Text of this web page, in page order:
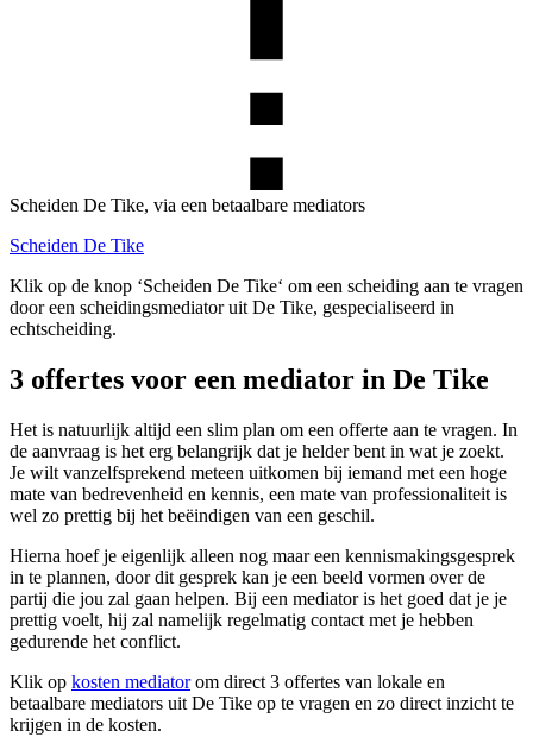
Scheiden De Tike, via een betaalbare mediators
Scheiden De Tike
Klik op de knop ‘Scheiden De Tike‘ om een scheiding aan te vragen
door een scheidingsmediator uit De Tike, gespecialiseerd in
echtscheiding.
3 offertes voor een mediator in De Tike
Het is natuurlijk altijd een slim plan om een offerte aan te vragen. In
de aanvraag is het erg belangrijk dat je helder bent in wat je zoekt.
Je wilt vanzelfsprekend meteen uitkomen bij iemand met een hoge
mate van bedrevenheid en kennis, een mate van professionaliteit is
wel zo prettig bij het beëindigen van een geschil.
Hierna hoef je eigenlijk alleen nog maar een kennismakingsgesprek
in te plannen, door dit gesprek kan je een beeld vormen over de
partij die jou zal gaan helpen. Bij een mediator is het goed dat je je
prettig voelt, hij zal namelijk regelmatig contact met je hebben
gedurende het conflict.
Klik op kosten mediatorom direct 3 offertes van lokale en
betaalbare mediators uit De Tike op te vragen en zo direct inzicht te
krijgen in de kosten.